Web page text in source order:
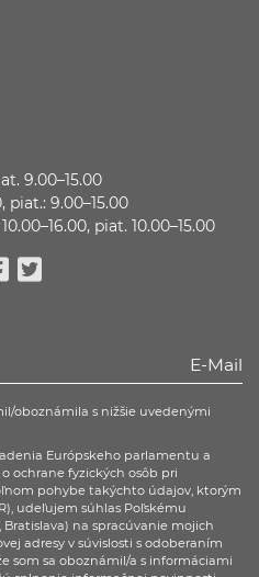
9.00–15.00
piat.: 9.00–15.00
piat. 10.00–15.00
oboznámila s nižšie uvedenými
Európskeho parlamentu a
o ochrane fyzických osôb pri
pohybe takýchto údajov, ktorým
udeľujem súhlas Poľskému
Bratislava) na spracúvanie mojich
adresy v súvislosti s odoberaním
som sa oboznámil/a s informáciami